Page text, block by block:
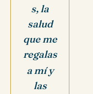
s, la
salud
que me
regalas
a mí y
las